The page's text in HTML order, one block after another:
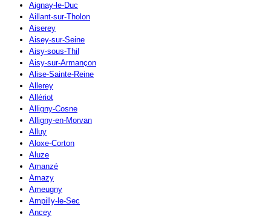
Aignay-le-Duc
Aillant-sur-Tholon
Aiserey
Aisey-sur-Seine
Aisy-sous-Thil
Aisy-sur-Armançon
Alise-Sainte-Reine
Allerey
Allériot
Alligny-Cosne
Alligny-en-Morvan
Alluy
Aloxe-Corton
Aluze
Amanzé
Amazy
Ameugny
Ampilly-le-Sec
Ancey